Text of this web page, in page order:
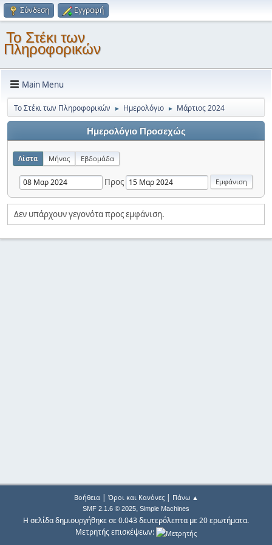
Σύνδεση Εγγραφή
Το Στέκι των
Πληροφορικών
Main Menu
Το Στέκι των Πληροφορικών ► Ημερολόγιο ► Μάρτιος 2024
Ημερολόγιο Προσεχώς
Λίστα Μήνας Εβδομάδα
Προς
Δεν υπάρχουν γεγονότα προς εμφάνιση.
Βοήθεια| Όροι και Κανόνες| Πάνω ▲
SMF 2.1.6 © 2025, Simple Machines
Η σελίδα δημιουργήθηκε σε 0.043 δευτερόλεπτα με 20 ερωτήματα.
Μετρητής επισκέψεων: